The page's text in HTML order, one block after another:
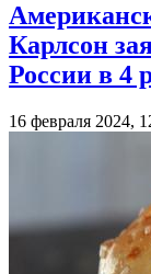
Карлсон
России в 4
16 февраля 2024,